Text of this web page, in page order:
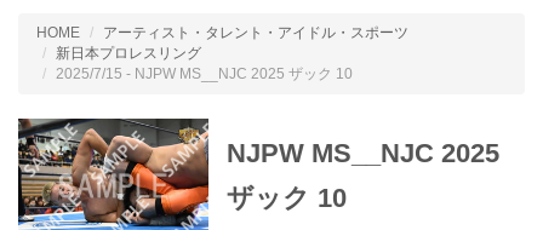
HOME
アーティスト・タレント・アイドル・スポーツ
新日本プロレスリング
2025/7/15 - NJPW MS__NJC 2025 ザック 10
NJPW MS__NJC 2025
ザック 10